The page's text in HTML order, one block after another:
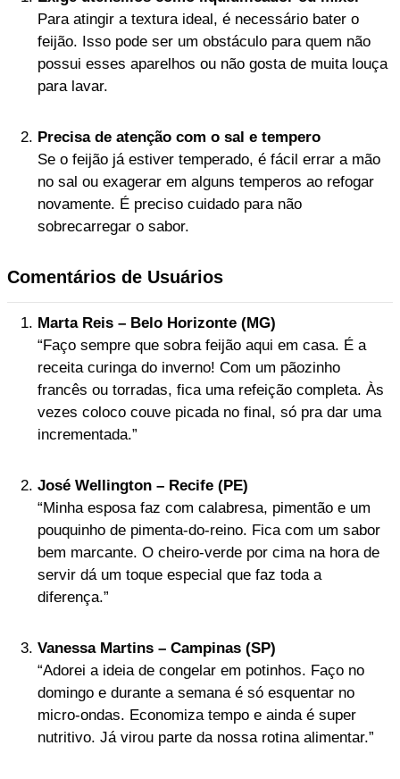
Para atingir a textura ideal, é necessário bater o
feijão. Isso pode ser um obstáculo para quem não
possui esses aparelhos ou não gosta de muita louça
para lavar.
Precisa de atenção com o sal e tempero
Se o feijão já estiver temperado, é fácil errar a mão
no sal ou exagerar em alguns temperos ao refogar
novamente. É preciso cuidado para não
sobrecarregar o sabor.
Comentários de Usuários
Marta Reis – Belo Horizonte (MG)
“Faço sempre que sobra feijão aqui em casa. É a
receita curinga do inverno! Com um pãozinho
francês ou torradas, fica uma refeição completa. Às
vezes coloco couve picada no final, só pra dar uma
incrementada.”
José Wellington – Recife (PE)
“Minha esposa faz com calabresa, pimentão e um
pouquinho de pimenta-do-reino. Fica com um sabor
bem marcante. O cheiro-verde por cima na hora de
servir dá um toque especial que faz toda a
diferença.”
Vanessa Martins – Campinas (SP)
“Adorei a ideia de congelar em potinhos. Faço no
domingo e durante a semana é só esquentar no
micro-ondas. Economiza tempo e ainda é super
nutritivo. Já virou parte da nossa rotina alimentar.”